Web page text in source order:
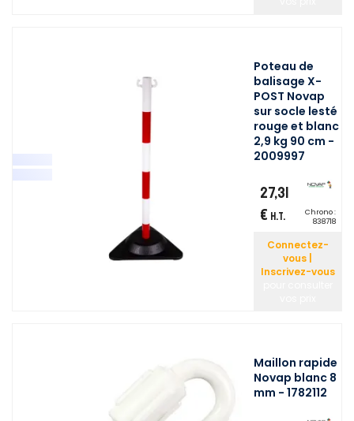
Poteau de
balisage X-
POST Novap
sur socle lesté
rouge et blanc
2,9 kg 90 cm -
2009997
27,31
€ H.T.
Chrono :
838718
Connectez-
vous |
Inscrivez-vous
Maillon rapide
Novap blanc 8
mm - 1782112